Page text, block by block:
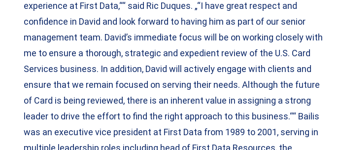
experience at First Data,““ said Ric Duques. „“I have great respect and
confidence in David and look forward to having him as part of our senior
management team. David’s immediate focus will be on working closely with
me to ensure a thorough, strategic and expedient review of the U.S. Card
Services business. In addition, David will actively engage with clients and
ensure that we remain focused on serving their needs. Although the future
of Card is being reviewed, there is an inherent value in assigning a strong
leader to drive the effort to find the right approach to this business.““ Bailis
was an executive vice president at First Data from 1989 to 2001, serving in
multiple leadership roles including head of First Data Resources, the